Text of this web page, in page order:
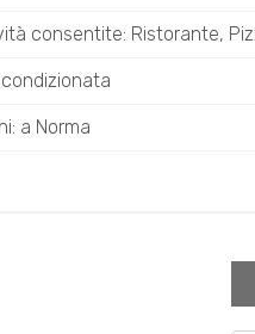
consentite: Ristorante,
a Norma